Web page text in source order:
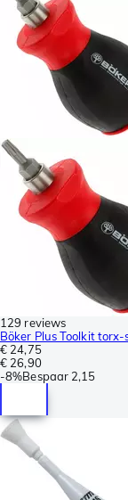
129 reviews
Böker Plus Toolkit
€ 24,75
€ 26,90
-8%Bespaar 2,15